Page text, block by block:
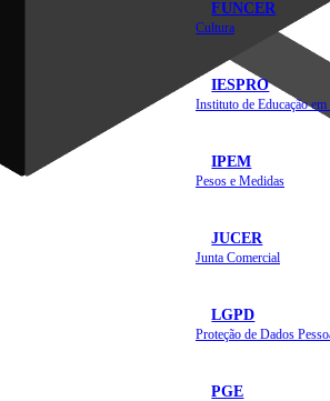
FUNCER
Cultura
IESPRO
IPEM
Pesos e Medidas
JUCER
Junta Comercial
LGPD
Proteção de Dados
PGE